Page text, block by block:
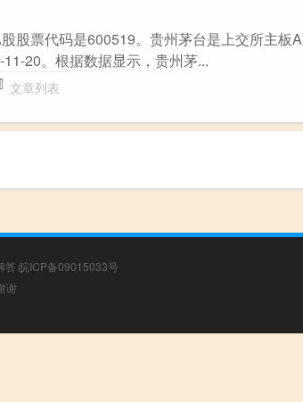
股票代码是600519。贵州茅台是上交所主板
20。根据数据显示，贵州茅...
文章列表
答 皖ICP备09015033号
谢